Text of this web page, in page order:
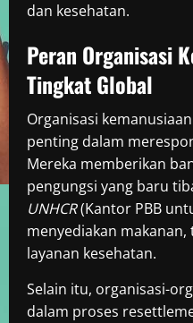
dan kesehatan.
Peran Organisasi
Tingkat Global
Organisasi
penting dalam
Mereka memberikan
pengungsi yang baru
UNHCR(Kantor PBB
menyediakan
layanan kesehatan.
Selain itu, organisasi-
dalam proses